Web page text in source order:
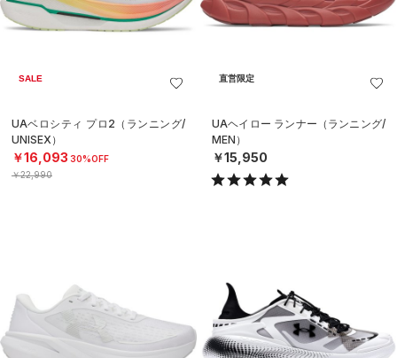
SALE
UAベロシティ プロ2（ランニング/
UNISEX）
￥16,093 30%OFF
￥22,990
直営限定
UAヘイロー ランナー（ランニング/
MEN）
￥15,950